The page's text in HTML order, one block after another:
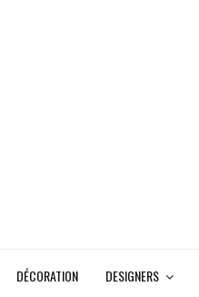
DÉCORATION DESIGNERS